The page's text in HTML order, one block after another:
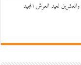
لعيد العرش المجيد